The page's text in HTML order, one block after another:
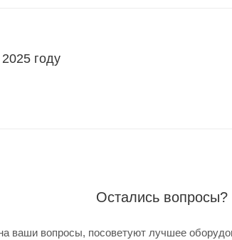
году
Остались вопросы?
ваши вопросы, посоветуют лучшее